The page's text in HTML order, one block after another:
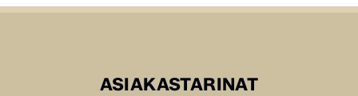
ASIAKASTARINAT